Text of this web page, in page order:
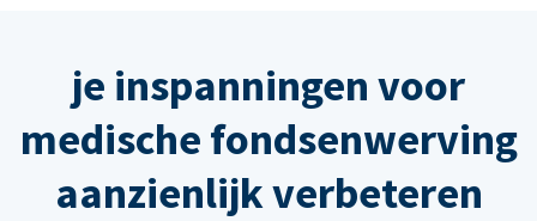
je inspanningen voor
medische fondsenwerving
aanzienlijk verbeteren